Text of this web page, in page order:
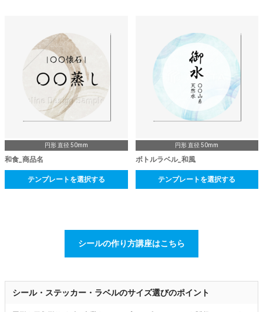
円形 直径 50mm
和食_商品名
テンプレートを選択する
円形 直径 50mm
ボトルラベル_和風
テンプレートを選択する
シールの作り方講座はこちら
シール・ステッカー・ラベルのサイズ選びのポイント